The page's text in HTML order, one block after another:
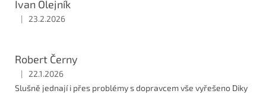
Ivan Olejník
Hodnocení obchodu je 5 z 5 hvězdiček.
| 23.2.2026
Robert Černy
Hodnocení obchodu je 5 z 5 hvězdiček.
|
22.1.2026
Slušně jednají i přes problémy s dopravcem vše vyřešeno Diky